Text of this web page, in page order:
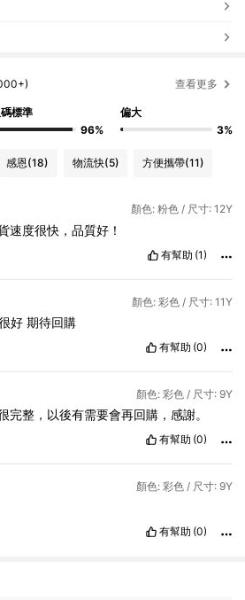
查看更多
標準
96%
偏大
3%
感恩 (18) 物流快(5) 方便攜帶(11)
顏色: 粉色 / 尺寸: 12Y
速度很快，品質好！
有幫助 (1)
顏色: 彩色 / 尺寸: 11Y
好 期待回購
有幫助 (0)
顏色: 彩色 / 尺寸: 9Y
完整，以後有需要會再回購，感謝。
有幫助 (0)
顏色: 彩色 / 尺寸: 9Y
有幫助 (0)